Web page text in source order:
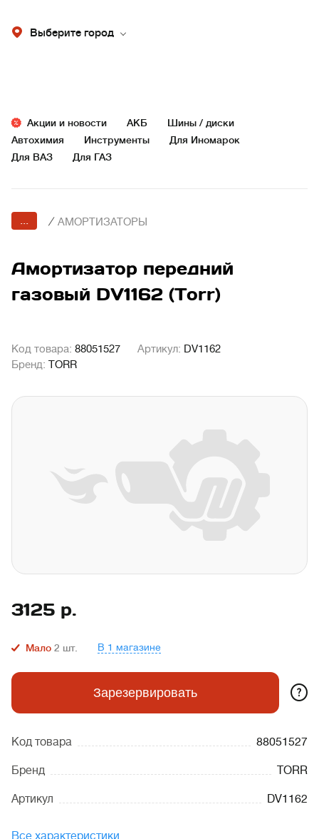
Выберите город
Акции и новости АКБ
Шины / диски
Автохимия
Инструменты
Для Иномарок
Для ВАЗ
Для ГАЗ
... / АМОРТИЗАТОРЫ
Амортизатор передний
газовый DV1162 (Torr)
Код товара: 88051527 Артикул: DV1162
Бренд: TORR
3125 р.
Мало 2 шт. В 1 магазине
Зарезервировать ?
Код товара 88051527
Бренд TORR
Артикул DV1162
Все характеристики